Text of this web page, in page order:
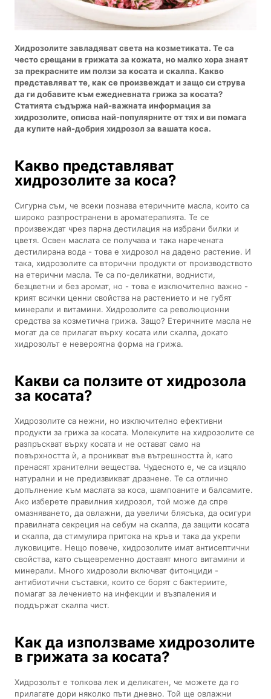
Хидрозолите завладяват света на козметиката. Те са
често срещани в грижата за кожата, но малко хора знаят
за прекрасните им ползи за косата и скалпа. Какво
представляват те, как се произвеждат и защо си струва
да ги добавите към ежедневната грижа за косата?
Статията съдържа най-важната информация за
хидрозолите, описва най-популярните от тях и ви помага
да купите най-добрия хидрозол за вашата коса.
Какво представляват
хидрозолите за коса?
Сигурна съм, че всеки познава етеричните масла, които са
широко разпространени в ароматерапията. Те се
произвеждат чрез парна дестилация на избрани билки и
цветя. Освен маслата се получава и така наречената
дестилирана вода - това е хидрозол на дадено растение. И
така, хидрозолите са вторични продукти от производството
на етерични масла. Те са по-деликатни, воднисти,
безцветни и без аромат, но - това е изключително важно -
крият всички ценни свойства на растението и не губят
минерали и витамини. Хидрозолите са революционни
средства за козметична грижа. Защо? Етеричните масла не
могат да се прилагат върху косата или скалпа, докато
хидрозолът е невероятна форма на грижа.
Какви са ползите от хидрозола
за косата?
Хидрозолите са нежни, но изключително ефективни
продукти за грижа за косата. Молекулите на хидрозолите се
разпръскват върху косата и не остават само на
повърхността ѝ, а проникват във вътрешността ѝ, като
пренасят хранителни вещества. Чудесното е, че са изцяло
натурални и не предизвикват дразнене. Те са отлично
допълнение към маслата за коса, шампоаните и балсамите.
Ако изберете правилния хидрозол, той може да спре
омазняването, да овлажни, да увеличи блясъка, да осигури
правилната секреция на себум на скалпа, да защити косата
и скалпа, да стимулира притока на кръв и така да укрепи
луковиците. Нещо повече, хидрозолите имат антисептични
свойства, като същевременно доставят много витамини и
минерали. Много хидрозоли включват фитонциди -
антибиотични съставки, които се борят с бактериите,
помагат за лечението на инфекции и възпаления и
поддържат скалпа чист.
Как да използваме хидрозолите
в грижата за косата?
Хидрозолът е толкова лек и деликатен, че можете да го
прилагате дори няколко пъти дневно. Той ще овлажни